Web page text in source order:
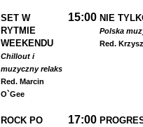
SET W
RYTMIE
WEEKENDU
Chillout i
muzyczny relaks
Red. Marcin
O`Gee
15:00 NIE
Polska
Red.
ROCK PO
17:00